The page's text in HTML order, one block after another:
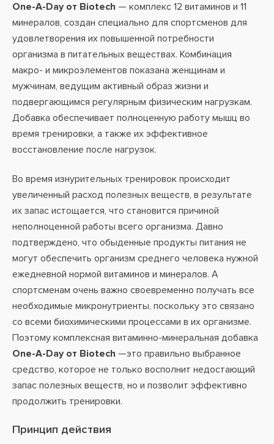
One-A-Day от Biotech — комплекс 12 витаминов и 11
минералов, создан специально для спортсменов для
удовлетворения их повышенной потребности
организма в питательных веществах. Комбинация
макро- и микроэлементов показана женщинам и
мужчинам, ведущим активный образ жизни и
подвергающимся регулярным физическим нагрузкам.
Добавка обеспечивает полноценную работу мышц во
время тренировки, а также их эффективное
восстановление после нагрузок.
Во время изнурительных тренировок происходит
увеличенный расход полезных веществ, в результате
их запас истощается, что становится причиной
неполноценной работы всего организма. Давно
подтверждено, что обыденные продукты питания не
могут обеспечить организм среднего человека нужной
ежедневной нормой витаминов и минералов. А
спортсменам очень важно своевременно получать все
необходимые микронутриенты, поскольку это связано
со всеми биохимическими процессами в их организме.
Поэтому комплексная витаминно-минеральная добавка
One-A-Day от Biotech —это правильно выбранное
средство, которое не только восполнит недостающий
запас полезных веществ, но и позволит эффективно
продолжить тренировки.
Принцип действия